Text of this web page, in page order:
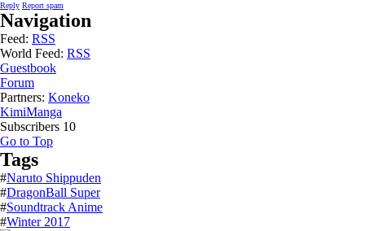
Reply Report spam
Navigation
Feed: RSS
World Feed: RSS
Guestbook
Forum
Partners: Koneko
KimiManga
Subscribers 10
Go to Top
Tags
#Naruto Shippuden
#DragonBall Super
#Soundtrack Anime
#Winter 2017